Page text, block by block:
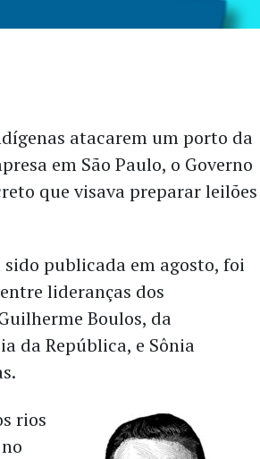
atacarem um porto da
em São Paulo, o Governo
que visava preparar leilões
publicada em agosto, foi
lideranças dos
Boulos, da
da República, e Sônia
rios